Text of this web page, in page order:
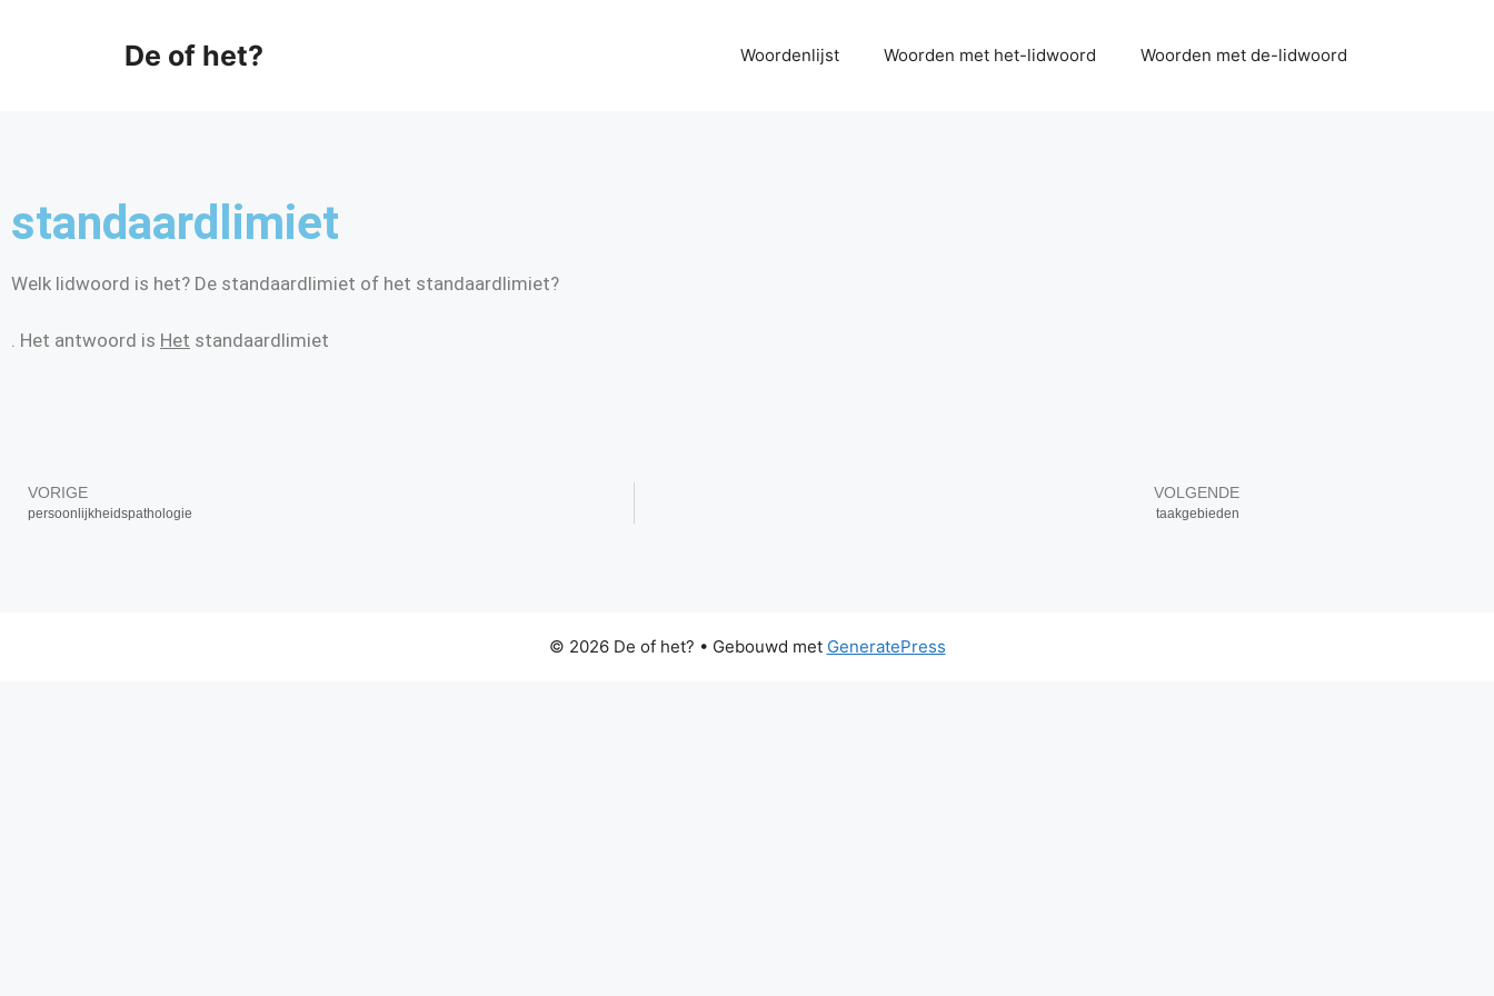
De of het? Woordenlijst Woorden met het-lidwoord Woorden met de-lidwoord
standaardlimiet
Welk lidwoord is het? De standaardlimiet of het standaardlimiet?
. Het antwoord is Het standaardlimiet
VORIGE
persoonlijkheidspathologie
VOLGENDE
taakgebieden
© 2026 De of het? • Gebouwd met GeneratePress